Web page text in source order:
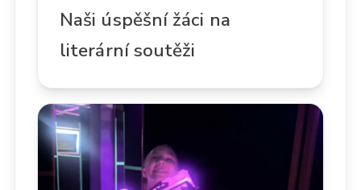
Naši úspěšní žáci na
literární soutěži